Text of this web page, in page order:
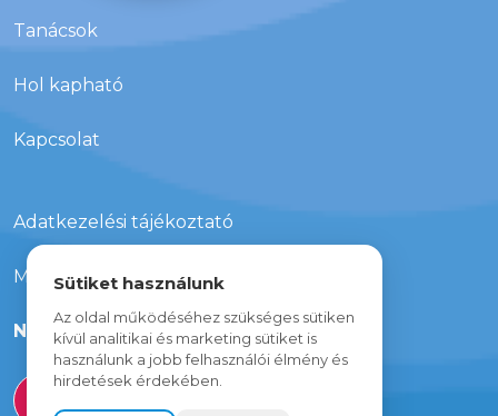
Tanácsok
Hol kapható
Kapcsolat
Adatkezelési tájékoztató
Média megjelenések
Nyereményjáték
Sütiket használunk
Az oldal működéséhez szükséges sütiken
kívül analitikai és marketing sütiket is
használunk a jobb felhasználói élmény és
hirdetések érdekében.